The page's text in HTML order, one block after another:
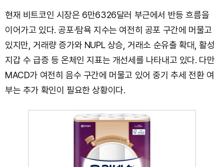
현재 비트코인 시장은 6만6326달러 부근에서 반등 흐름을
이어가고 있다. 공포·탐욕 지수는 여전히 공포 구간에 머물고
있지만, 거래량 증가와 NUPL 상승, 거래소 순유출 확대, 활성
지갑 수 급증 등 온체인 지표는 개선세를 나타내고 있다. 다만
MACD가 여전히 음수 구간에 머물고 있어 중기 추세 전환 여
부는 추가 확인이 필요한 상황이다.